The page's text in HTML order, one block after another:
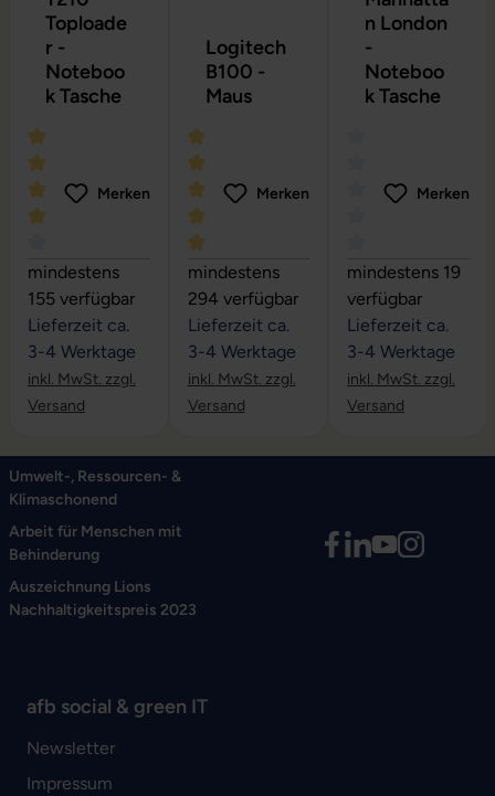
Toploade
r -
Noteboo
k Tasche
Durchschnittliche Bewertung von 4 von 5 Sternen
Merken
mindestens
155 verfügbar
Lieferzeit ca.
3-4 Werktage
inkl. MwSt. zzgl.
Versand
Logitech
B100 -
Maus
Durchschnittliche Bewertung von 5
Merken
mindestens
294 verfügbar
Lieferzeit ca.
3-4 Werktage
inkl. MwSt. zzgl.
Versand
n London
-
Noteboo
k Tasche
Durchschnittliche
Merken
mindestens 19
verfügbar
Lieferzeit ca.
3-4 Werktage
inkl. MwSt. zzgl.
Versand
Umwelt-, Ressourcen- &
Klimaschonend
Arbeit für Menschen mit
Behinderung
Auszeichnung Lions
Nachhaltigkeitspreis 2023
afb social & green IT
Newsletter
Impressum